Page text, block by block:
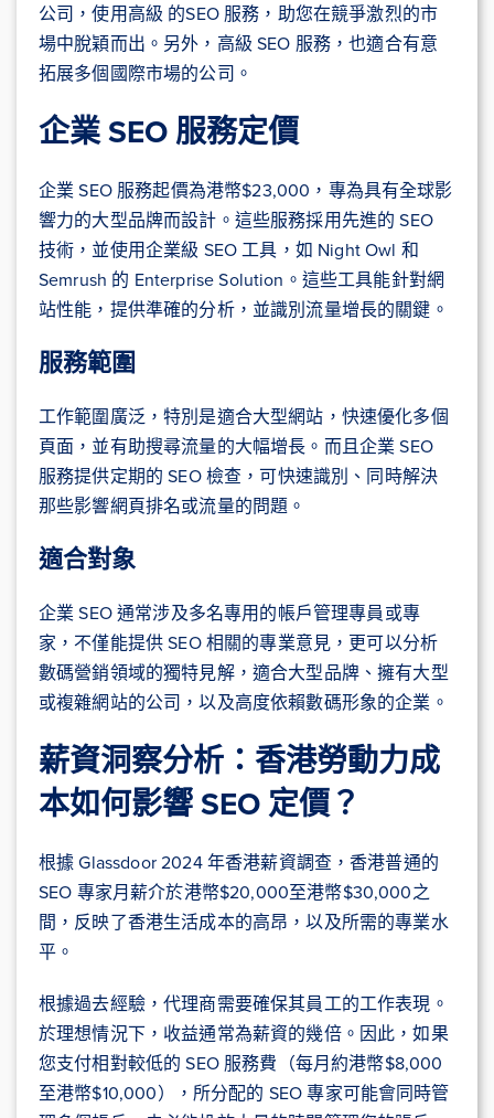
公司，使用高級 的SEO 服務，助您在競爭激烈的市
場中脫穎而出。另外，高級 SEO 服務，也適合有意
拓展多個國際市場的公司。
企業 SEO 服務定價
企業 SEO 服務起價為港幣$23,000，專為具有全球影
響力的大型品牌而設計。這些服務採用先進的 SEO
技術，並使用企業級 SEO 工具，如 Night Owl 和
Semrush 的 Enterprise Solution。這些工具能針對網
站性能，提供準確的分析，並識別流量增長的關鍵。
服務範圍
工作範圍廣泛，特別是適合大型網站，快速優化多個
頁面，並有助搜尋流量的大幅增長。而且企業 SEO
服務提供定期的 SEO 檢查，可快速識別、同時解決
那些影響網頁排名或流量的問題。
適合對象
企業 SEO 通常涉及多名專用的帳戶管理專員或專
家，不僅能提供 SEO 相關的專業意見，更可以分析
數碼營銷領域的獨特見解，適合大型品牌、擁有大型
或複雜網站的公司，以及高度依賴數碼形象的企業。
薪資洞察分析：香港勞動力成
本如何影響 SEO 定價？
根據 Glassdoor 2024 年香港薪資調查，香港普通的
SEO 專家月薪介於港幣$20,000至港幣$30,000之
間，反映了香港生活成本的高昂，以及所需的專業水
平。
根據過去經驗，代理商需要確保其員工的工作表現。
於理想情況下，收益通常為薪資的幾倍。因此，如果
您支付相對較低的 SEO 服務費（每月約港幣$8,000
至港幣$10,000），所分配的 SEO 專家可能會同時管